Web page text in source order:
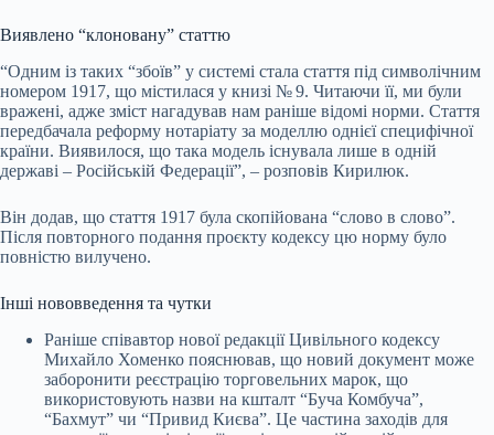
Виявлено “клоновану” статтю
“Одним із таких “збоїв” у системі стала стаття під символічним
номером 1917, що містилася у книзі № 9. Читаючи її, ми були
вражені, адже зміст нагадував нам раніше відомі норми. Стаття
передбачала реформу нотаріату за моделлю однієї специфічної
країни. Виявилося, що така модель існувала лише в одній
державі – Російській Федерації”, – розповів Кирилюк.
Він додав, що стаття 1917 була скопійована “слово в слово”.
Після повторного подання проєкту кодексу цю норму було
повністю вилучено.
Інші нововведення та чутки
Раніше співавтор нової редакції Цивільного кодексу
Михайло Хоменко пояснював, що новий документ може
заборонити реєстрацію торговельних марок, що
використовують назви на кшталт “Буча Комбуча”,
“Бахмут” чи “Привид Києва”. Це частина заходів для